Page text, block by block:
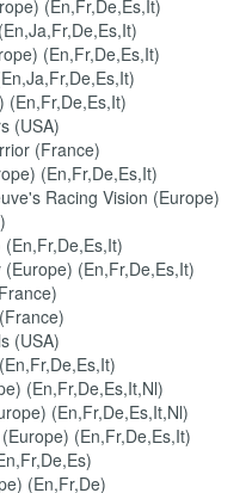
(En,Fr,De,Es,It)
(En,Fr,De,Es,It)
(En,Fr,De,Es,It)
(USA)
(France)
(En,Fr,De,Es,It)
Racing Vision (Europe)
(En,Fr,De,Es,It)
(USA)
(En,Fr,De,Es,It,Nl)
(En,Fr,De,Es,It,Nl)
(En,Fr,De,Es,It)
(En,Fr,De)